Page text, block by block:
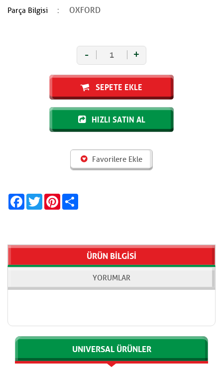
Parça Bilgisi OXFORD
- +
SEPETE EKLE
HIZLI SATIN AL
Favorilere Ekle
FacebookTwitterPinterest
ÜRÜN BİLGİSİ
YORUMLAR
UNIVERSAL ÜRÜNLER